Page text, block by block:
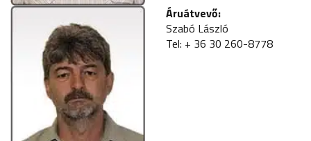
Áruátvevő:
Szabó László
Tel: + 36 30 260-8778